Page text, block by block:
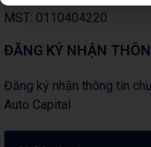
MST: 0110404220
ĐĂNG KÝ NHẬN
Đăng ký nhận thông tin
Auto Capital